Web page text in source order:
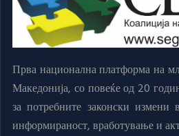
Прва национална платформа на
Македонија, со повеќе од 20
за потребните законски измени
информираност, вработување и